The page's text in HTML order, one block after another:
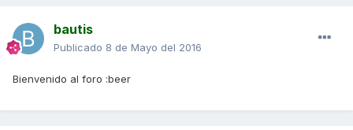
bautis
Publicado 8 de Mayo del 2016
Bienvenido al foro :beer